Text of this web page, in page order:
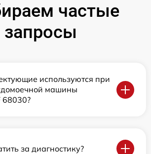
частые
запросы
используются при
машины
68030?
за диагностику?